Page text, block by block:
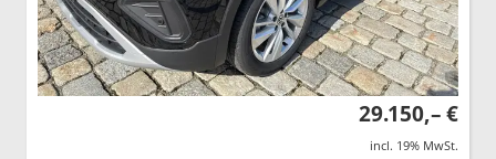
29.150,– €
incl. 19% MwSt.